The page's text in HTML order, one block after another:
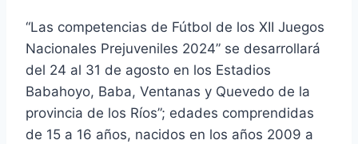
“Las competencias de Fútbol de los XII Juegos
Nacionales Prejuveniles 2024” se desarrollará
del 24 al 31 de agosto en los Estadios
Babahoyo, Baba, Ventanas y Quevedo de la
provincia de los Ríos”; edades comprendidas
de 15 a 16 años, nacidos en los años 2009 a